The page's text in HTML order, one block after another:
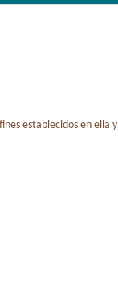
establecidos en ella y